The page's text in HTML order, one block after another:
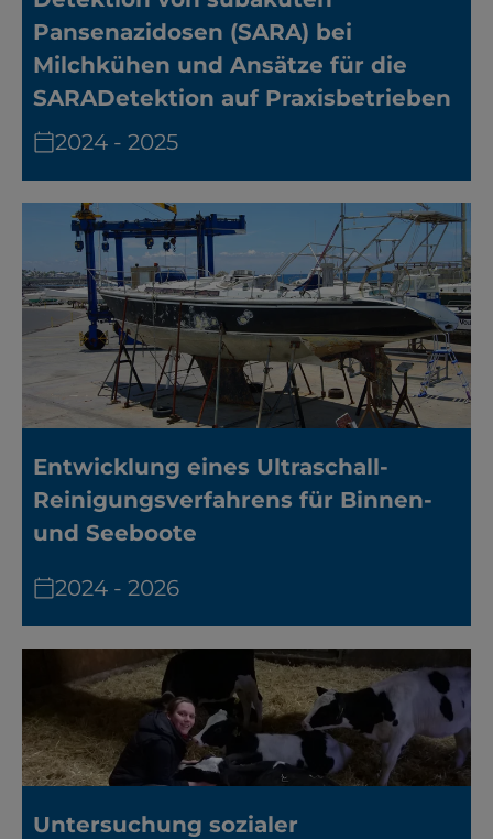
Pansenazidosen (SARA) bei
Milchkühen und Ansätze für die
SARA­Detektion auf Praxisbetrieben
2024 - 2025
Entwicklung eines Ultraschall-
Reinigungsverfahrens für Binnen-
und Seeboote
2024 - 2026
Untersuchung sozialer